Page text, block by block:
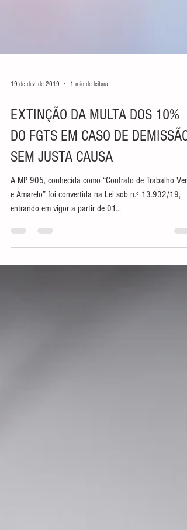
19 de dez. de 2019
EXTINÇÃO DA MULTA DOS 10%
DO FGTS EM CASO DE DEMISSÃO
SEM JUSTA CAUSA
A MP 905, conhecida como “Contrato de Trabalho
e Amarelo” foi convertida na Lei sob n.º 13.932/19,
entrando em vigor a partir de 01...